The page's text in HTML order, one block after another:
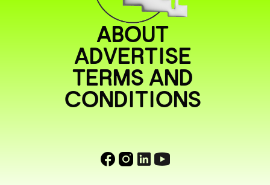
ABOUT
ADVERTISE
TERMS AND
CONDITIONS